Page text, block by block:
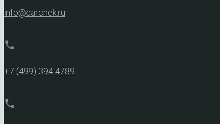
info@carchek.ru
phone
+7 (499) 394 4789
phone